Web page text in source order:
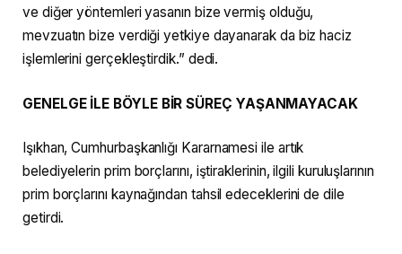
ve diğer yöntemleri yasanın bize vermiş olduğu,
mevzuatın bize verdiği yetkiye dayanarak da biz haciz
işlemlerini gerçekleştirdik.” dedi.
GENELGE İLE BÖYLE BİR SÜREÇ YAŞANMAYACAK
Işıkhan, Cumhurbaşkanlığı Kararnamesi ile artık
belediyelerin prim borçlarını, iştiraklerinin, ilgili kuruluşlarının
prim borçlarını kaynağından tahsil edeceklerini de dile
getirdi.